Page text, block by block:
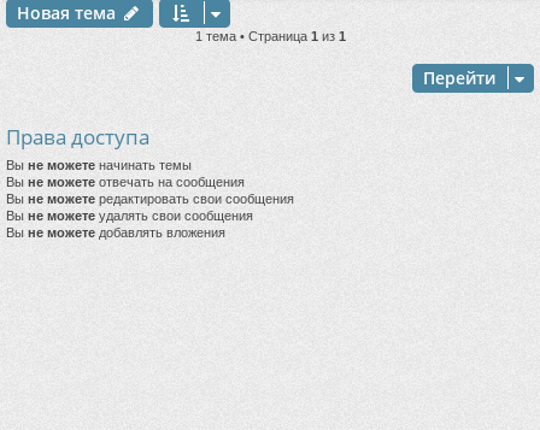
Новая тема
1 тема • Страница 1 из 1
Перейти
Права доступа
Вы не можете начинать темы
Вы не можете отвечать на сообщения
Вы не можете редактировать свои сообщения
Вы не можете удалять свои сообщения
Вы не можете добавлять вложения